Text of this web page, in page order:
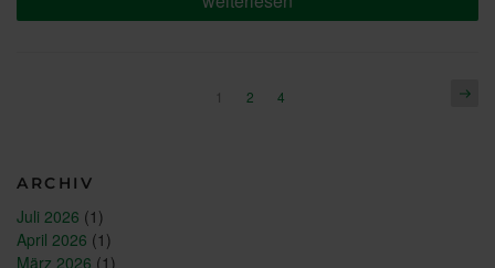
für
Individueller
Seitennummerierung
1 Seite
2 Seite
4
ARCHIV
Juli 2026 (1)
April 2026 (1)
März 2026 (1)